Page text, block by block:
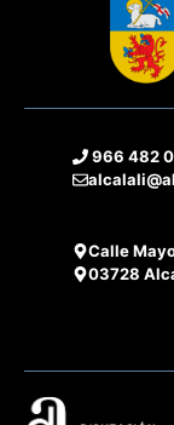
966 482
Calle
03728